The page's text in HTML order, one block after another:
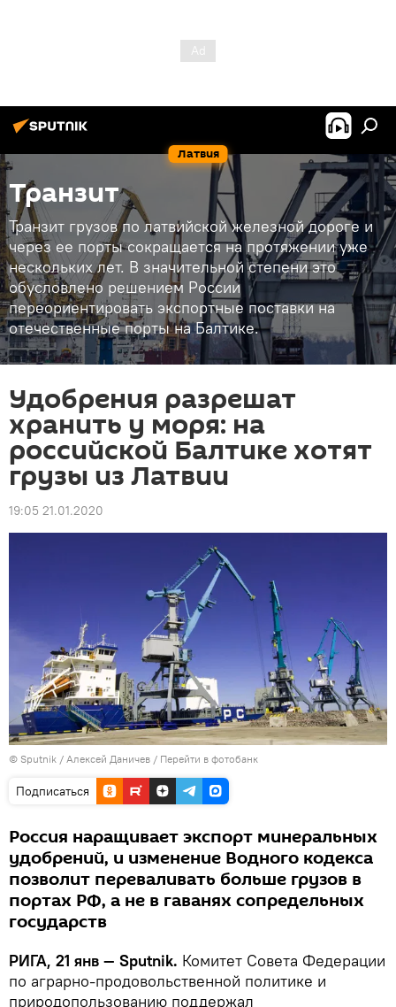
Латвия
Транзит
Транзит грузов по латвийской железной дороге и
через ее порты сокращается на протяжении уже
нескольких лет. В значительной степени это
обусловлено решением России
переориентировать экспортные поставки на
отечественные порты на Балтике.
Удобрения разрешат
хранить у моря: на
российской Балтике хотят
грузы из Латвии
19:05 21.01.2020
© Sputnik / Алексей Даничев / Перейти в фотобанк
Подписаться
Россия наращивает экспорт минеральных
удобрений, и изменение Водного кодекса
позволит переваливать больше грузов в
портах РФ, а не в гаванях сопредельных
государств
РИГА, 21 янв — Sputnik. Комитет Совета Федерации
по аграрно-продовольственной политике и
природопользованию поддержал